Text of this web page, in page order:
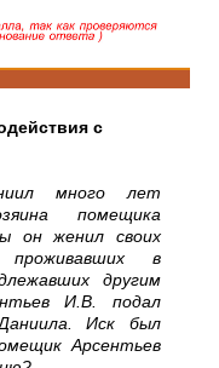
с
много лет
помещика
он женил своих
проживавших в
другим
И.В. подал
Иск был
Арсентьев